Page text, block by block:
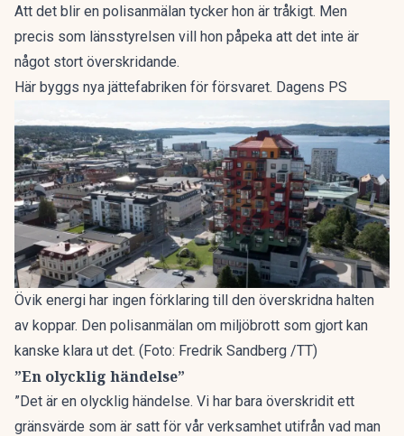
Att det blir en polisanmälan tycker hon är tråkigt. Men
precis som länsstyrelsen vill hon påpeka att det inte är
något stort överskridande.
Här byggs nya jättefabriken för försvaret. Dagens PS
Övik energi har ingen förklaring till den överskridna halten
av koppar. Den polisanmälan om miljöbrott som gjort kan
kanske klara ut det. (Foto: Fredrik Sandberg /TT)
”En olycklig händelse”
”Det är en olycklig händelse. Vi har bara överskridit ett
gränsvärde som är satt för vår verksamhet utifrån vad man